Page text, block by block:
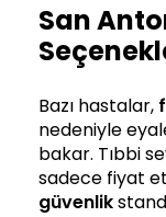
San
Bazı hastalar,
nedeniyle
bakar. Tıbbi
sadece fiyat
güvenlik